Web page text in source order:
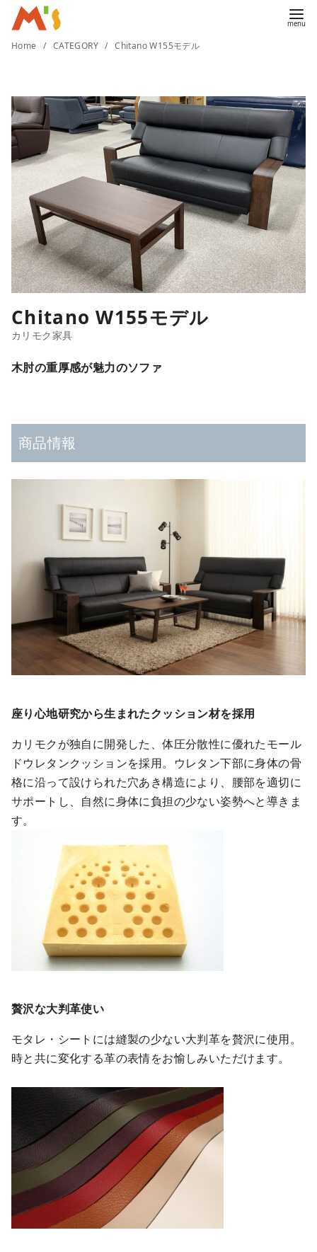
Home CATEGORY Chitano W155モデル
Chitano W155モデル
木肘の重厚感が魅力のソファ
商品情報
座り心地研究から生まれたクッション材を採用
カリモクが独自に開発した、体圧分散性に優れたモール
ドウレタンクッションを採用。ウレタン下部に身体の骨
格に沿って設けられた穴あき構造により、腰部を適切に
サポートし、自然に身体に負担の少ない姿勢へと導きま
す。
贅沢な大判革使い
モタレ・シートには縫製の少ない大判革を贅沢に使用。
時と共に変化する革の表情をお愉しみいただけます。